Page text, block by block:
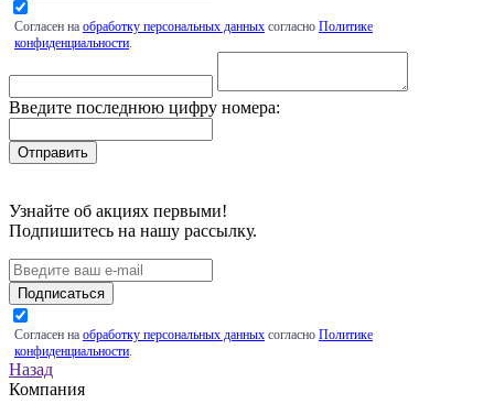
Согласен на обработку персональных данных согласно Политике
конфиденциальности.
Введите последнюю цифру номера:
Узнайте об акциях первыми!
Подпишитесь на нашу рассылку.
Подписаться
Согласен на обработку персональных данных согласно Политике
конфиденциальности.
Назад
Компания